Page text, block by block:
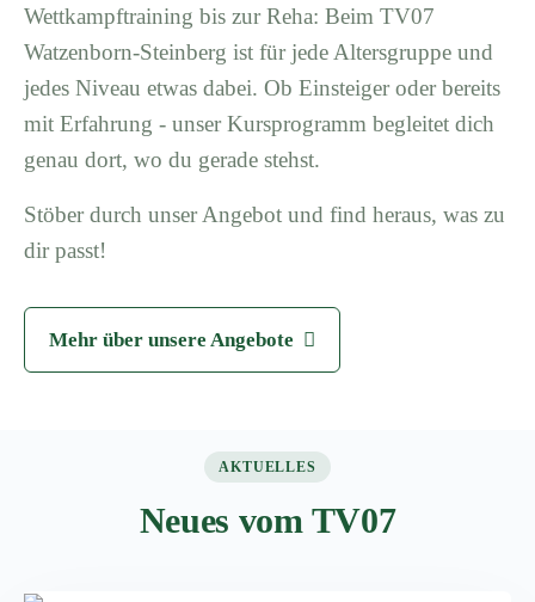
Wettkampftraining bis zur Reha: Beim TV07
Watzenborn-Steinberg ist für jede Altersgruppe und
jedes Niveau etwas dabei. Ob Einsteiger oder bereits
mit Erfahrung - unser Kursprogramm begleitet dich
genau dort, wo du gerade stehst.
Stöber durch unser Angebot und find heraus, was zu
dir passt!
Mehr über unsere Angebote
AKTUELLES
Neues vom TV07